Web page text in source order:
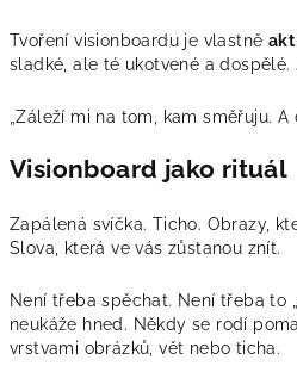
Tvoření visionboardu je vlastně akt
sladké, ale té ukotvené a
„Záleží mi na tom, kam směřuju.
Visionboard jako rituál
Zapálená svíčka. Ticho. Obrazy,
Slova, která ve vás zůstanou znít.
Není třeba spěchat. Není třeba to
neukáže hned. Někdy se rodí
vrstvami obrázků, vět nebo ticha.